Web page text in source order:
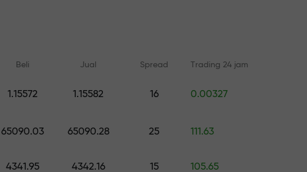
dan di track balap
pribadi Anda
hadiah senilai hingga $1,500
Beli Jual Spread Trading 24 jam
1.15572 1.15582 16 0.00327
65090.03 65090.28 25 111.63
4341.95 4342.16 15 105.65
dan webinar untuk semua level
crypto, and futures